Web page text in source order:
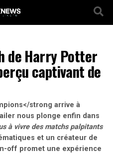
de Harry Potter
captivant de
strong arrive à
nous plonge enfin dans
à vivre des matchs palpitants
et un créateur de
off promet une expérience